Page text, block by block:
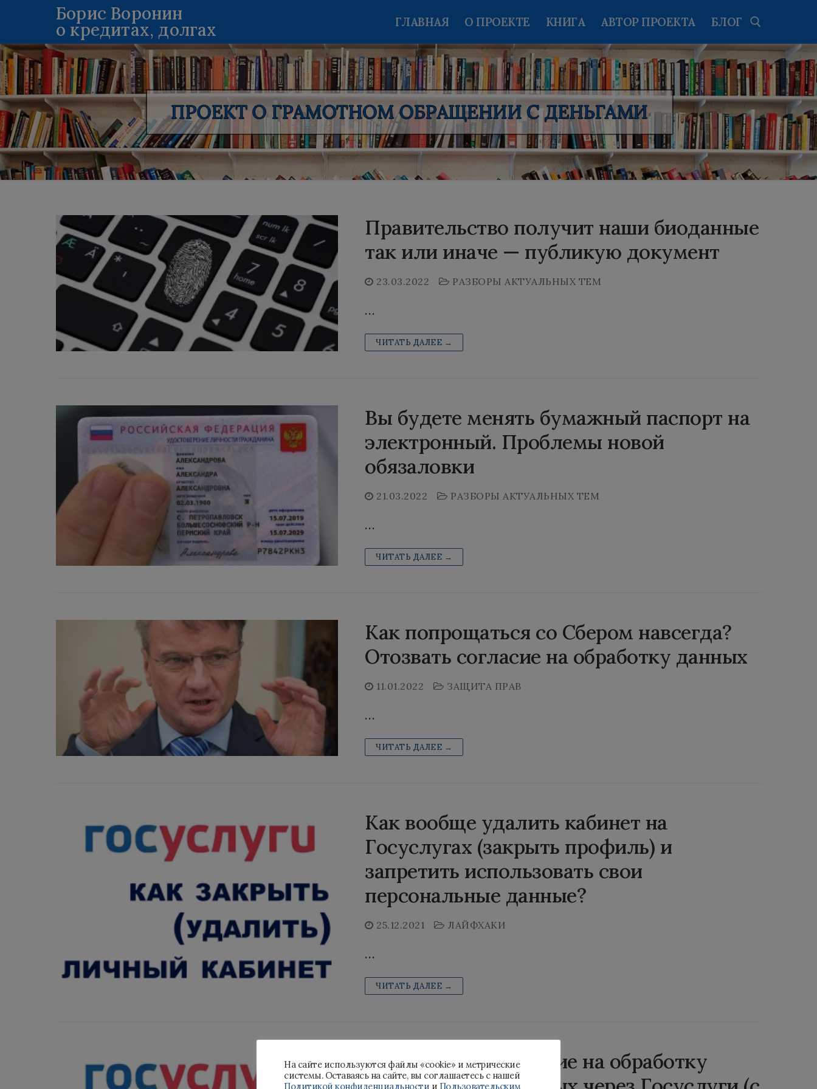
содержимому
Борис Воронин
о кредитах, долгах ГЛАВНАЯ О ПРОЕКТЕ КНИГА АВТОР ПРОЕКТА БЛОГ
Найти:
Правительство получит наши биоданные
так или иначе — публикую документ
23.03.2022 РАЗБОРЫ АКТУАЛЬНЫХ ТЕМ
…
ЧИТАТЬ ДАЛЕЕ →
Вы будете менять бумажный паспорт на
электронный. Проблемы новой
обязаловки
21.03.2022 РАЗБОРЫ АКТУАЛЬНЫХ ТЕМ
…
ЧИТАТЬ ДАЛЕЕ →
Как попрощаться со Сбером навсегда?
Отозвать согласие на обработку данных
11.01.2022 ЗАЩИТА ПРАВ
…
ЧИТАТЬ ДАЛЕЕ →
Как вообще удалить кабинет на
Госуслугах (закрыть профиль) и
запретить использовать свои
персональные данные?
25.12.2021 ЛАЙФХАКИ
…
ЧИТАТЬ ДАЛЕЕ →
Как отозвать согласие на обработку
На сайте используются файлы «cookie» и метрические
системы. Оставаясь на сайте, вы соглашаетесь с нашей
Политикой конфиденциальности и Пользовательским